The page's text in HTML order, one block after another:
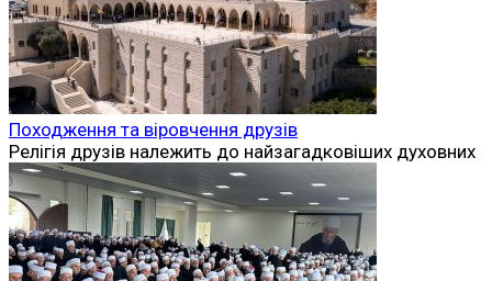
Походження та віровчення друзів
Релігія друзів належить до найзагадковіших духовних